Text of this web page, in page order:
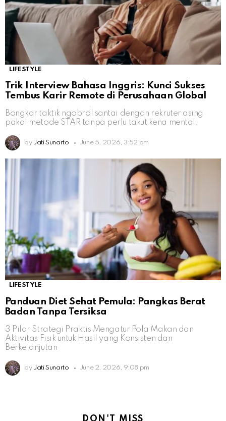
LIFESTYLE
Trik Interview Bahasa Inggris: Kunci Sukses
Tembus Karir Remote di Perusahaan Global
Bongkar taktik ngobrol santai dengan rekruter asing
pakai metode STAR tanpa perlu takut kena mental.
by Jati Sunarto June 5, 2026, 3:52 pm
LIFESTYLE
Panduan Diet Sehat Pemula: Pangkas Berat
Badan Tanpa Tersiksa
3 Pilar Strategi Praktis Mengatur Pola Makan dan
Aktivitas Fisik untuk Hasil yang Konsisten dan
Berkelanjutan
by Jati Sunarto June 2, 2026, 9:08 pm
DON'T MISS